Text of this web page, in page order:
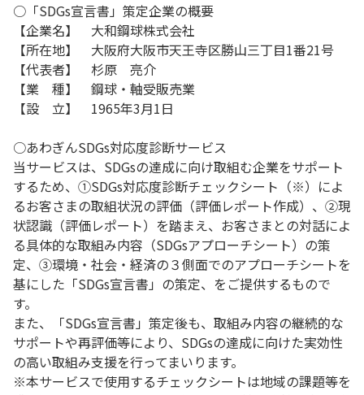
○「SDGs宣言書」策定企業の概要
【企業名】 大和鋼球株式会社
【所在地】 大阪府大阪市天王寺区勝山三丁目1番21号
【代表者】 杉原 亮介
【業 種】 鋼球・軸受販売業
【設 立】 1965年3月1日
○あわぎんSDGs対応度診断サービス
当サービスは、SDGsの達成に向け取組む企業をサポート
するため、①SDGs対応度診断チェックシート（※）によ
るお客さまの取組状況の評価（評価レポート作成）、②現
状認識（評価レポート）を踏まえ、お客さまとの対話によ
る具体的な取組み内容（SDGsアプローチシート）の策
定、③環境・社会・経済の３側面でのアプローチシートを
基にした「SDGs宣言書」の策定、をご提供するもので
す。
また、「SDGs宣言書」策定後も、取組み内容の継続的な
サポートや再評価等により、SDGsの達成に向けた実効性
の高い取組み支援を行ってまいります。
※本サービスで使用するチェックシートは地域の課題等を